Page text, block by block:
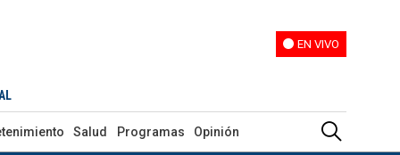
EN VIVO
Salud Programas Opinión